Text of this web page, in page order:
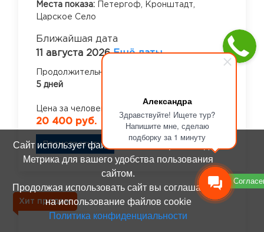
Александра
Здравствуйте! Ищете тур?
Напишите мне, сделаю
подборку за 1 минуту
Места показа: Петергоф,
Кронштадт,
Царское Село
Ближайшая дата
11 августа 2026Ещё даты
Продолжительность
5 дней
Цена за человека от
20 400 руб.
Посмотреть тур
Хит продаж
Сайт использует файлы cookie и сервис Яндекс
Метрика для вашего удобства пользования
сайтом.
Продолжая использовать сайт вы соглашаетесь
на использование файлов cookie
Политика конфиденциальности